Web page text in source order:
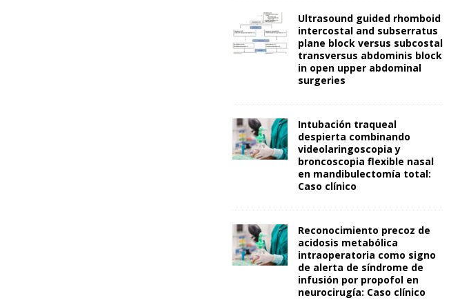
Ultrasound guided rhomboid
intercostal and subserratus
plane block versus subcostal
transversus abdominis block
in open upper abdominal
surgeries
Intubación traqueal
despierta combinando
videolaringoscopia y
broncoscopia flexible nasal
en mandibulectomía total:
Caso clínico
Reconocimiento precoz de
acidosis metabólica
intraoperatoria como signo
de alerta de síndrome de
infusión por propofol en
neurocirugía: Caso clínico